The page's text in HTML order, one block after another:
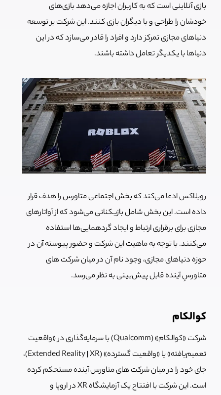
بازی آنلاینی است که به کاربران اجازه می‌دهد بازی‌های
خودشان را طراحی و با دیگران بازی کنند. این شرکت بر توسعه
دنیاهای مجازی تمرکز دارد و افراد را قادر می‌سازد که در این
دنیاها با یکدیگر تعامل داشته باشند.
روبلاکس ادعا می‌کند که بخش اجتماعی متاورس را هدف قرار
داده است. این بخش شامل بازیکنانی می‌شود که از آواتارهای
مجازی برای برقراری ارتباط و ایجاد گردهمایی‌ها استفاده
می‌کنند. با توجه به ماهیت این شرکت و حضور پیوسته آن در
حوزه دنیاهای مجازی، وجود نام آن در میان شرکت های
متاورسِ آینده قابل پیش‌بینی به نظر می‌رسد.
کوالکام
شرکت «کوالکام» (Qualcomm) با سرمایه‌گذاری در «واقعیت
تعمیم‌یافته» یا «واقعیت گسترده» (Extended Reality | XR)،
جای خود را در میان شرکت های متاورس آینده مستحکم کرده
است. این شرکت با افتتاح یک آزمایشگاه XR در اروپا و